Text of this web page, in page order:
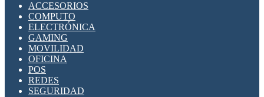
SUPRESOR DE TRANSIENTES SPDS PARA
APLICACIONES FOTOVOLTAICAS
ACCESORIOS
COMPUTO
ELECTRÓNICA
GAMING
MOVILIDAD
OFICINA
POS
REDES
SEGURIDAD